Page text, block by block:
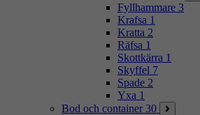
Fyllhammare 3
Krafsa 1
Kratta 2
Räfsa 1
Skottkärra 1
Skyffel 7
Spade 2
Yxa 1
Bod och container 30